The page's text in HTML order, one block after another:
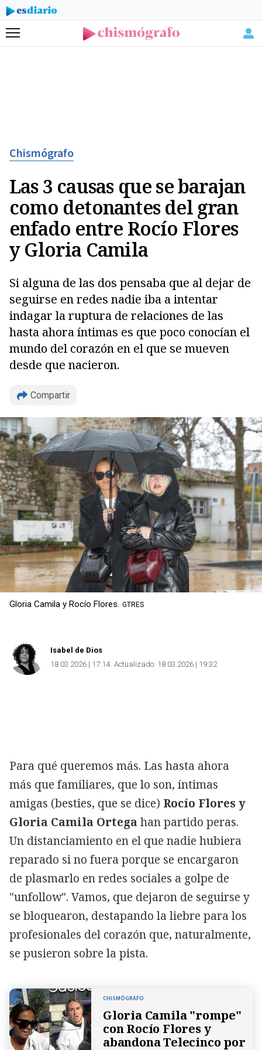
Menú
Chismógrafo
Las 3 causas que se barajan
como detonantes del gran
enfado entre Rocío Flores
y Gloria Camila
Si alguna de las dos pensaba que al dejar de
seguirse en redes nadie iba a intentar
indagar la ruptura de relaciones de las
hasta ahora íntimas es que poco conocían el
mundo del corazón en el que se mueven
desde que nacieron.
Compartir
Copiar
Gloria Camila y Rocío Flores. GTRES
Isabel de Dios
18.03.2026 | 17:14 Actualizado: 18.03.2026 | 19:32
Para qué queremos más. Las hasta ahora
más que familiares, que lo son, íntimas
amigas (besties, que se dice) Rocío Flores y
Gloria Camila Ortega han partido peras.
Un distanciamiento en el que nadie hubiera
reparado si no fuera porque se encargaron
de plasmarlo en redes sociales a golpe de
"unfollow". Vamos, que dejaron de seguirse y
se bloquearon, destapando la liebre para los
profesionales del corazón que, naturalmente,
se pusieron sobre la pista.
CHISMÓGRAFO
Gloria Camila "rompe"
con Rocío Flores y
abandona Telecinco por